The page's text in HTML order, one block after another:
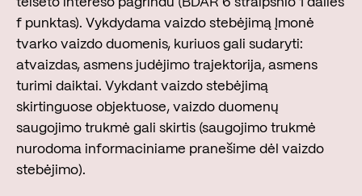
f punktas). Vykdydama vaizdo stebėjimą Įmonė
tvarko vaizdo duomenis, kuriuos gali sudaryti:
atvaizdas, asmens judėjimo trajektorija, asmens
turimi daiktai. Vykdant vaizdo stebėjimą
skirtinguose objektuose, vaizdo duomenų
saugojimo trukmė gali skirtis (saugojimo trukmė
nurodoma informaciniame pranešime dėl vaizdo
stebėjimo).